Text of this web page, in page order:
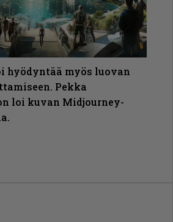
hyödyntää myös luovan
Pekka
loi kuvan Midjourney-